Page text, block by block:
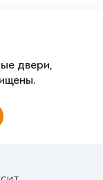
двери,